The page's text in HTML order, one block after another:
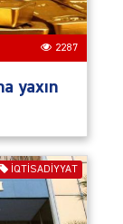
2287
yaxın
İQTISADIYYAT